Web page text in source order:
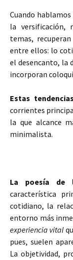
Cuando
la versificación,
temas,
entre ellos: lo
el desencanto, la
incorporan
Estas tendencias
corrientes
la que alcance
minimalista.
La poesía de
característica
cotidiano, la
entorno más
experiencia vital
pues, suelen
La objetividad,